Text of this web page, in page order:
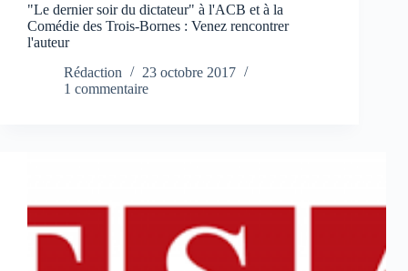
"Le dernier soir du dictateur" à l'ACB et à la
Comédie des Trois-Bornes : Venez rencontrer
l'auteur
Rédaction
23 octobre 2017
1 commentaire